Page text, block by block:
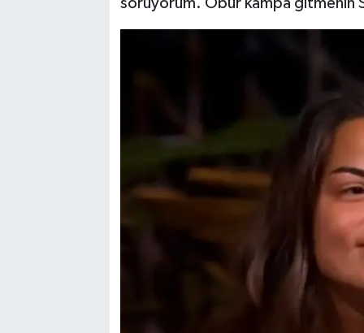
soruyorum. Öbür kampa gitmenin